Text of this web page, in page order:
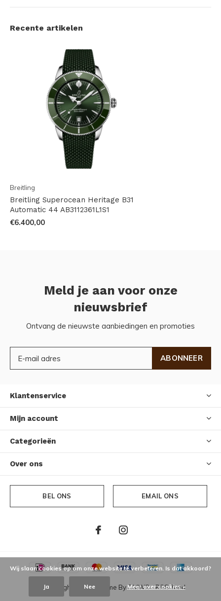
Recente artikelen
Breitling
Breitling Superocean Heritage B31
Automatic 44 AB3112361L1S1
€6.400,00
Meld je aan voor onze
nieuwsbrief
Ontvang de nieuwste aanbiedingen en promoties
ABONNEER
Klantenservice
Mijn account
Categorieën
Over ons
BEL ONS EMAIL ONS
© Copyright 2026- Theme ByDMWS-RSS-feed
Wij slaan cookies op om onze website te verbeteren. Is dat akkoord?
Ja Nee Meer over cookies »